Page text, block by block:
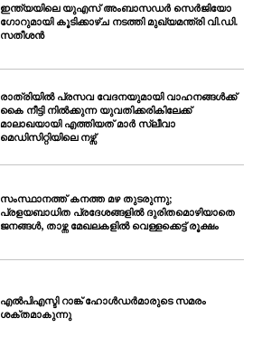
ഇന്ത്യയിലെ യുഎസ് അംബാസഡർ സെർജിയോ
ഗോറുമായി കൂടിക്കാഴ്ച നടത്തി മുഖ്യമന്ത്രി വി.ഡി.
സതീശൻ
രാത്രിയിൽ പ്രസവ വേദനയുമായി വാഹനങ്ങൾക്ക്
കൈ നീട്ടി നിൽക്കുന്ന യുവതിക്കരികിലേക്ക്
മാലാഖയായി എത്തിയത് മാർ സ്ലീവാ
മെഡിസിറ്റിയിലെ നഴ്സ്
സംസ്ഥാനത്ത് കനത്ത മഴ തുടരുന്നു;
പ്രളയബാധിത പ്രദേശങ്ങളിൽ ദുരിതമൊഴിയാതെ
ജനങ്ങൾ, താഴ്ന്ന മേഖലകളിൽ വെള്ളക്കെട്ട് രൂക്ഷം
എൽപിഎസ്ടി റാങ്ക് ഹോൾഡർമാരുടെ സമരം
ശക്തമാകുന്നു